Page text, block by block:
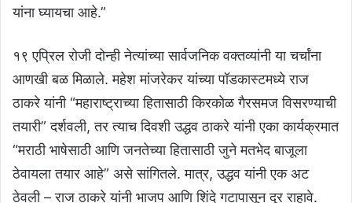
यांना घ्यायचा आहे.”
१९ एप्रिल रोजी दोन्ही नेत्यांच्या सार्वजनिक वक्तव्यांनी या चर्चांना
आणखी बळ मिळाले. महेश मांजरेकर यांच्या पॉडकास्टमध्ये राज
ठाकरे यांनी “महाराष्ट्राच्या हितासाठी किरकोळ गैरसमज विसरण्याची
तयारी” दर्शवली, तर त्याच दिवशी उद्धव ठाकरे यांनी एका कार्यक्रमात
“मराठी भाषेसाठी आणि जनतेच्या हितासाठी जुने मतभेद बाजूला
ठेवायला तयार आहे” असे सांगितले. मात्र, उद्धव यांनी एक अट
ठेवली – राज ठाकरे यांनी भाजप आणि शिंदे गटापासून दूर राहावे.